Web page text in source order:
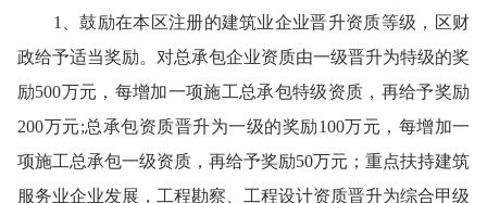
1、鼓励在本区注册的建筑业企业晋升资质等级，区财
政给予适当奖励。对总承包企业资质由一级晋升为特级的奖
励500万元，每增加一项施工总承包特级资质，再给予奖励
200万元;总承包资质晋升为一级的奖励100万元，每增加一
项施工总承包一级资质，再给予奖励50万元；重点扶持建筑
服务业企业发展，工程勘察、工程设计资质晋升为综合甲级